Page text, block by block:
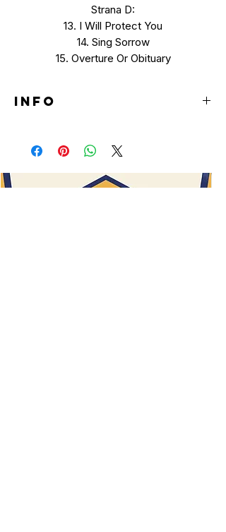
Strana D:
13. I Will Protect You
14. Sing Sorrow
15. Overture Or Obituary
INFO
Obal svieti v tme